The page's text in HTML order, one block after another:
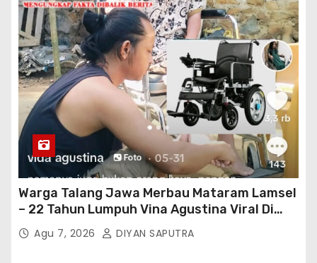
Warga Talang Jawa Merbau Mataram Lamsel
– 22 Tahun Lumpuh Vina Agustina Viral Di
Tiktok Inginkan Kursi Roda Listrik, Kepala
Perwakilan Provinsi Lampung Media
Agu 7, 2026 DIYAN SAPUTRA